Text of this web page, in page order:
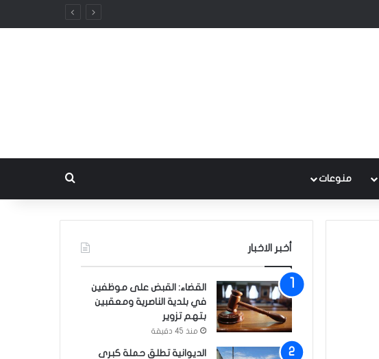
منوعات
أخبر الاخبار
القضاء: القبض على موظفين
في بلدية الناصرية ومعقبين
بتهم تزوير
منذ 45 دقيقة
الديوانية تطلق حملة كبرى